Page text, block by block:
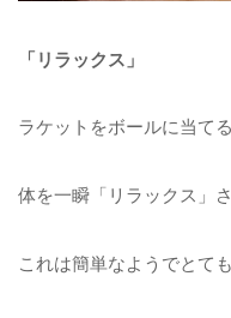
「リラックス」
ラケットをボールに当て
体を一瞬「リラックス」
これは簡単なようでとて